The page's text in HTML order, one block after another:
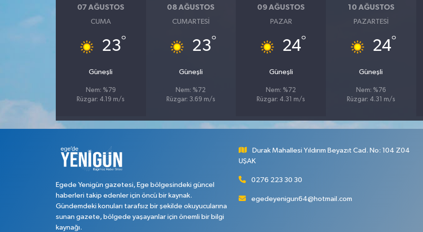
07 AĞUSTOS
CUMA
23°
Güneşli
Nem: %79
Rüzgar: 4.19 m/s
08 AĞUSTOS
CUMARTESI
23°
Güneşli
Nem: %72
Rüzgar: 3.69 m/s
09 AĞUSTOS
PAZAR
24°
Güneşli
Nem: %72
Rüzgar: 4.31 m/s
10 AĞUSTOS
PAZARTESI
24°
Güneşli
Nem: %76
Rüzgar: 4.31 m/s
Egede Yenigün gazetesi, Ege bölgesindeki güncel
haberleri takip edenler için öncü bir kaynak.
Gündemdeki konuları tarafsız bir şekilde okuyucularına
sunan gazete, bölgede yaşayanlar için önemli bir bilgi
kaynağı.
Durak Mahallesi Yıldırım Beyazıt Cad. No: 104 Z04
UŞAK
0276 223 30 30
egedeyenigun64@hotmail.com